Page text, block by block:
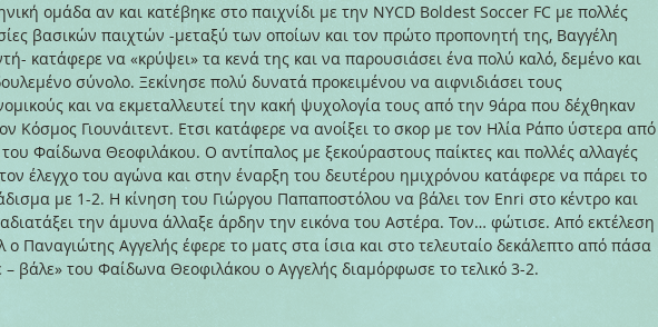
ομάδα αν και κατέβηκε στο παιχνίδι με την NYCD Boldest Soccer FC με πολλές
βασικών παιχτών -μεταξύ των οποίων και τον πρώτο προπονητή της, Βαγγέλη
κατάφερε να «κρύψει» τα κενά της και να παρουσιάσει ένα πολύ καλό, δεμένο και
σύνολο. Ξεκίνησε πολύ δυνατά προκειμένου να αιφνιδιάσει τους
και να εκμεταλλευτεί την κακή ψυχολογία τους από την 9άρα που δέχθηκαν
Κόσμος Γιουνάιτεντ. Ετσι κατάφερε να ανοίξει το σκορ με τον Ηλία Ράπο ύστερα από
Φαίδωνα Θεοφιλάκου. Ο αντίπαλος με ξεκούραστους παίκτες και πολλές αλλαγές
έλεγχο του αγώνα και στην έναρξη του δευτέρου ημιχρόνου κατάφερε να πάρει το
με 1-2. Η κίνηση του Γιώργου Παπαποστόλου να βάλει τον Enri στο κέντρο και
την άμυνα άλλαξε άρδην την εικόνα του Αστέρα. Τον… φώτισε. Από εκτέλεση
ο Παναγιώτης Αγγελής έφερε το ματς στα ίσια και στο τελευταίο δεκάλεπτο από πάσα
– βάλε» του Φαίδωνα Θεοφιλάκου ο Αγγελής διαμόρφωσε το τελικό 3-2.